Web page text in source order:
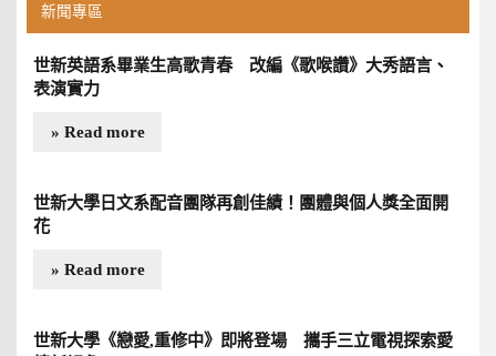
新聞專區
世新英語系畢業生高歌青春 改編《歌喉讚》大秀語言、
表演實力
» Read more
世新大學日文系配音團隊再創佳績！團體與個人獎全面開
花
» Read more
世新大學《戀愛,重修中》即將登場 攜手三立電視探索愛